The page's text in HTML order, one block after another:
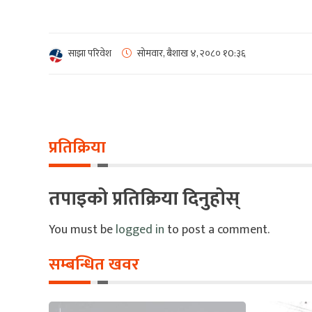
साझा परिवेश सोमवार, बैशाख ४, २०८० १0:३६
प्रतिक्रिया
तपाइको प्रतिक्रिया दिनुहोस्
You must belogged in to post a comment.
सम्बन्धित खवर